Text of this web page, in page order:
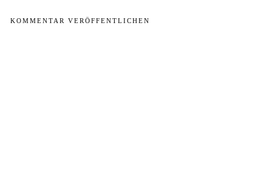
KOMMENTAR VERÖFFENTLICHEN